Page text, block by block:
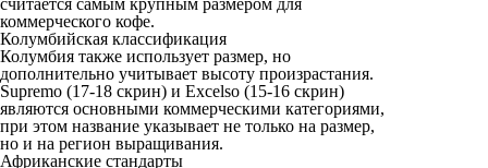
считается самым крупным размером для
коммерческого кофе.
Колумбийская классификация
Колумбия также использует размер, но
дополнительно учитывает высоту произрастания.
Supremo (17-18 скрин) и Excelso (15-16 скрин)
являются основными коммерческими категориями,
при этом название указывает не только на размер,
но и на регион выращивания.
Африканские стандарты